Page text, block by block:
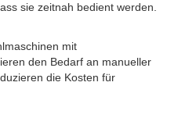
sie zeitnah bedient werden.
mit
den Bedarf an manueller
die Kosten für